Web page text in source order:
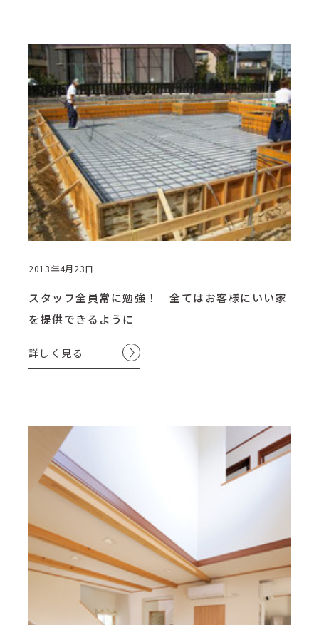
2013年4月23日
スタッフ全員常に勉強！ 全てはお客様にいい家
を提供できるように
詳しく見る